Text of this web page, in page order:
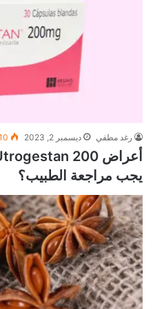
رغد مطفي ديسمبر 2, 2023
يجب مراجعة الطبيب؟